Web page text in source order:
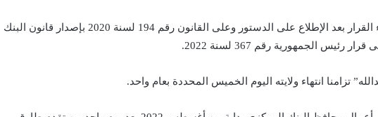
وبحسب الجريدة الرسمية، جاء القرار بعد الإطلاع على الدستور وعلى القانون رقم 194 لسنة 2020 بإصدار قانون البنك
الجمهورية رقم 367 لسنة 2022.
تزامنا انتهاء ولايته اليوم الخميس المحددة بعام واحد.